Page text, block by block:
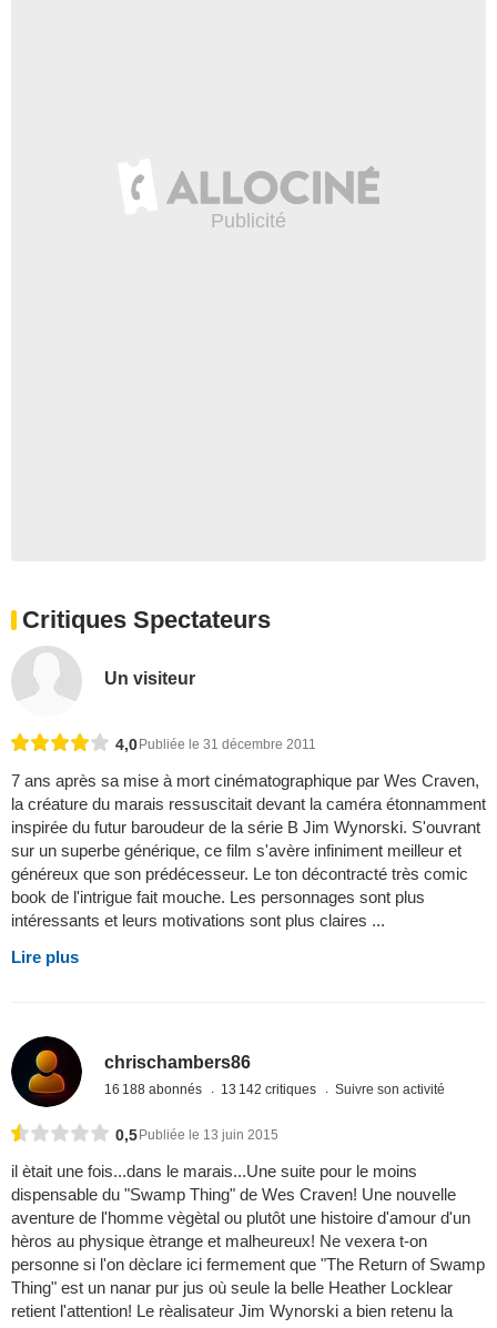
Critiques Spectateurs
Un visiteur
4,0 Publiée le 31 décembre 2011
7 ans après sa mise à mort cinématographique par Wes Craven,
la créature du marais ressuscitait devant la caméra étonnamment
inspirée du futur baroudeur de la série B Jim Wynorski. S'ouvrant
sur un superbe générique, ce film s'avère infiniment meilleur et
généreux que son prédécesseur. Le ton décontracté très comic
book de l'intrigue fait mouche. Les personnages sont plus
intéressants et leurs motivations sont plus claires ...
Lire plus
chrischambers86
16 188 abonnés 13 142 critiques Suivre son activité
0,5 Publiée le 13 juin 2015
il ètait une fois...dans le marais...Une suite pour le moins
dispensable du "Swamp Thing" de Wes Craven! Une nouvelle
aventure de l'homme vègètal ou plutôt une histoire d'amour d'un
hèros au physique ètrange et malheureux! Ne vexera t-on
personne si l'on dèclare ici fermement que "The Return of Swamp
Thing" est un nanar pur jus où seule la belle Heather Locklear
retient l'attention! Le rèalisateur Jim Wynorski a bien retenu la